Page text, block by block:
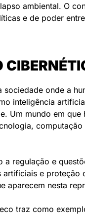
ambiental. O
e de poder
sociedade onde a
inteligência
Um mundo em
a regulação e
artificiais e proteção
aparecem nesta
traz como